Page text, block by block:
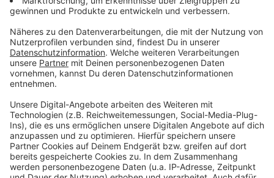
Kabel in offener Bauweise – also mit Erdaushub.
aus. Dort kommt das Tunnelverfahren zum Einsatz, um
Natur und Grundwasser zu schützen. Baumaschinen
werden dort nur an gesicherten Flächen betankt.
Außerdem kommen biologisch abbaubare
Grundwassermonitoring begleitet die gesamten
Arbeiten. Die Stromversorgung bleibt während der
Bauzeit durchgehend stabil. Fertig sein soll die
Verbindung im Jahr 2031 – sie ist Teil der rund 53
Kilometer langen Stromtrasse von Wesel bis nach